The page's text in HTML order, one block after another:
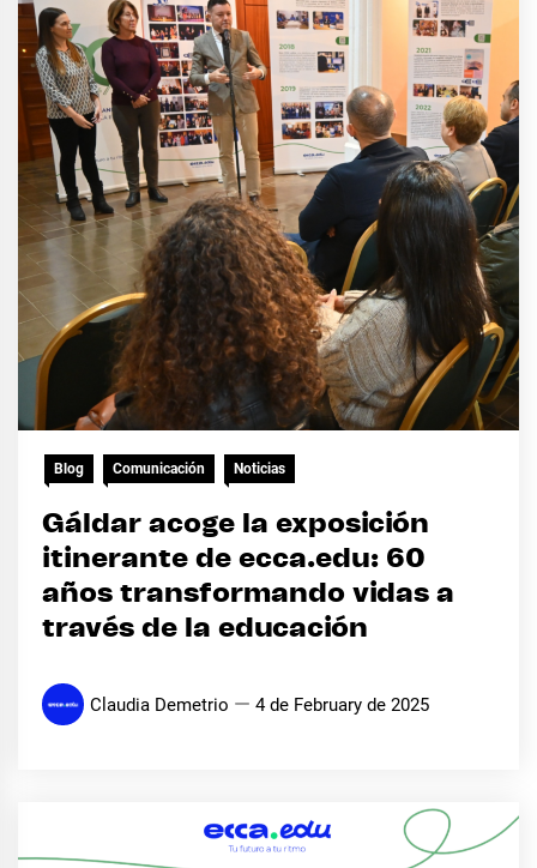
Blog Comunicación Noticias
Gáldar acoge la exposición
itinerante de ecca.edu: 60
años transformando vidas a
través de la educación
Claudia Demetrio 4 de February de 2025